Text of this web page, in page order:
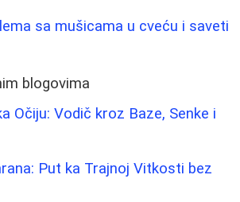
sa mušicama u cveću i saveti
blogovima
Očiju: Vodič kroz Baze, Senke i
Put ka Trajnoj Vitkosti bez